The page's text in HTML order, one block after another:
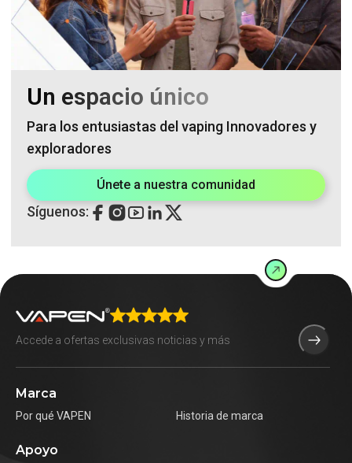
Un espacio único
Para los entusiastas del vaping Innovadores y
exploradores
Únete a nuestra comunidad
Síguenos:
Marca
Por qué VAPEN Historia de marca
Apoyo